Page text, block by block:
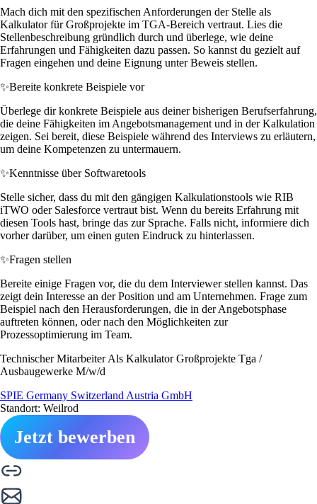
Mach dich mit den spezifischen Anforderungen der Stelle als
Kalkulator für Großprojekte im TGA-Bereich vertraut. Lies die
Stellenbeschreibung gründlich durch und überlege, wie deine
Erfahrungen und Fähigkeiten dazu passen. So kannst du gezielt auf
Fragen eingehen und deine Eignung unter Beweis stellen.
✨Bereite konkrete Beispiele vor
Überlege dir konkrete Beispiele aus deiner bisherigen Berufserfahrung,
die deine Fähigkeiten im Angebotsmanagement und in der Kalkulation
zeigen. Sei bereit, diese Beispiele während des Interviews zu erläutern,
um deine Kompetenzen zu untermauern.
✨Kenntnisse über Softwaretools
Stelle sicher, dass du mit den gängigen Kalkulationstools wie RIB
iTWO oder Salesforce vertraut bist. Wenn du bereits Erfahrung mit
diesen Tools hast, bringe das zur Sprache. Falls nicht, informiere dich
vorher darüber, um einen guten Eindruck zu hinterlassen.
✨Fragen stellen
Bereite einige Fragen vor, die du dem Interviewer stellen kannst. Das
zeigt dein Interesse an der Position und am Unternehmen. Frage zum
Beispiel nach den Herausforderungen, die in der Angebotsphase
auftreten können, oder nach den Möglichkeiten zur
Prozessoptimierung im Team.
Technischer Mitarbeiter Als Kalkulator Großprojekte Tga /
Ausbaugewerke M/w/d
SPIE Germany Switzerland Austria GmbH
Standort: Weilrod
Jetzt bewerben